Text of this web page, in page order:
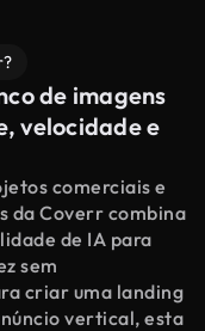
de imagens
velocidade e
comerciais e
da Coverr combina
de IA para
sem
criar uma landing
vertical, esta